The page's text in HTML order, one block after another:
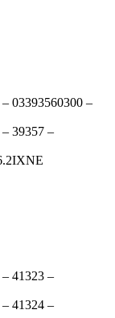
03393560300 –
39357 –
41323 –
41324 –